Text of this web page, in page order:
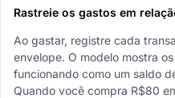
Rastreie os gastos em
Ao gastar, registre cada
envelope. O modelo mostra
funcionando como um saldo
Quando você compra R$80